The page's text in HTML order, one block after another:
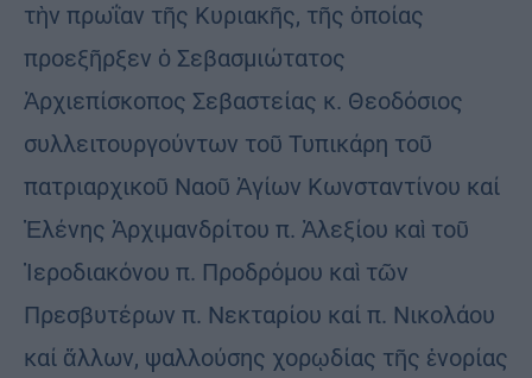
τὴν πρωΐαν τῆς Κυριακῆς, τῆς ὁποίας
προεξῆρξεν ὁ Σεβασμιώτατος
Ἀρχιεπίσκοπος Σεβαστείας κ. Θεοδόσιος
συλλειτουργούντων τοῦ Τυπικάρη τοῦ
πατριαρχικοῦ Ναοῦ Ἁγίων Κωνσταντίνου καί
Ἑλένης Ἀρχιμανδρίτου π. Ἀλεξίου καὶ τοῦ
Ἱεροδιακόνου π. Προδρόμου καὶ τῶν
Πρεσβυτέρων π. Νεκταρίου καί π. Νικολάου
καί ἄλλων, ψαλλούσης χορῳδίας τῆς ἐνορίας